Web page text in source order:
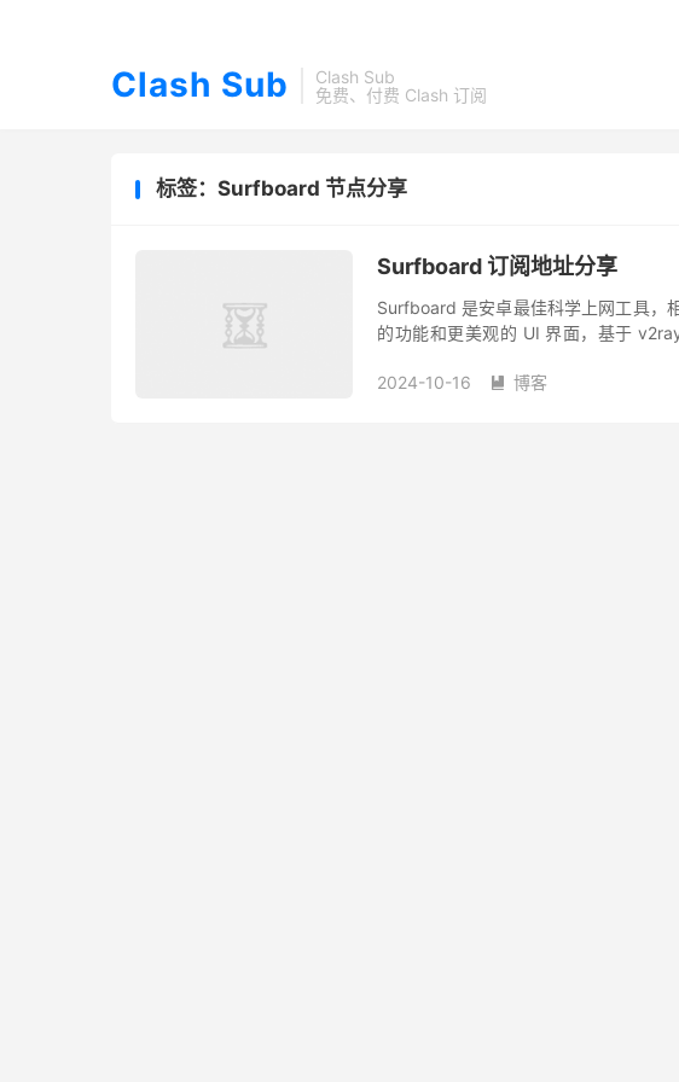
Clash Sub
Clash Sub
免费、付费 Clash 订阅
标签：Surfboard 节点分享
Surfboard 订阅地址分享
Surfboard 是安卓最佳科学上网工具，
的功能和更美观的 UI 界面，基于
2024-10-16  博客